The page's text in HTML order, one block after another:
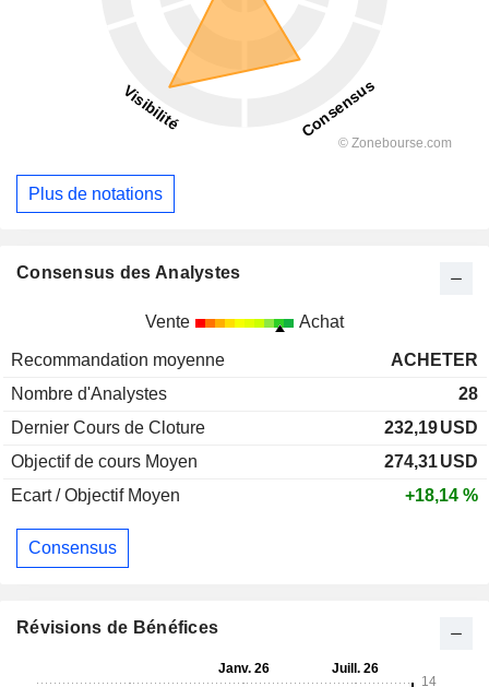
Plus de notations
Consensus des Analystes
Vente Achat
Recommandation moyenne
ACHETER
Nombre d'Analystes
28
Dernier Cours de Cloture
232,19USD
Objectif de cours Moyen
274,31USD
Ecart / Objectif Moyen
+18,14 %
Consensus
Révisions de Bénéfices